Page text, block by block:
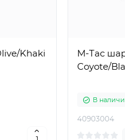
Khaki
M-Tac
Coyote/
В
40903004